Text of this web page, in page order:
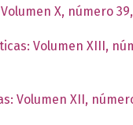
X, número
Volumen XIII,
Volumen XII,